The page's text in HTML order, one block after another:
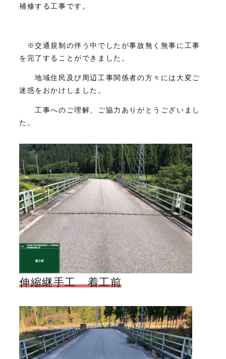
補修する工事です。
※交通規制の伴う中でしたが事故無く無事に工事
を完了することができました。
地域住民及び周辺工事関係者の方々には大変ご
迷惑をおかけしました。
工事へのご理解、ご協力ありがとうございまし
た。
伸縮継手工 着工前